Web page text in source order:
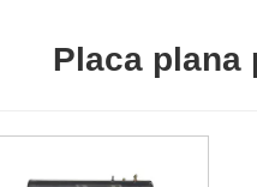
Placa plana